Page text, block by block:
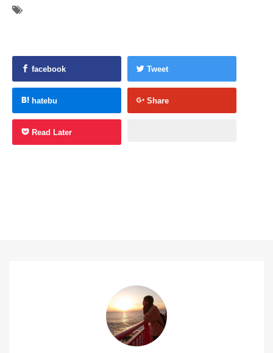
facebook Tweet
hatebu Share
Read Later